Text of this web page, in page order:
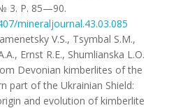
3. Р. 85—90.
mineraljournal.43.03.085
V.S., Tsymbal S.M.,
Ernst R.E., Shumlianska L.O.
Devonian kimberlites of the
part of the Ukrainian Shield:
and evolution of kimberlite